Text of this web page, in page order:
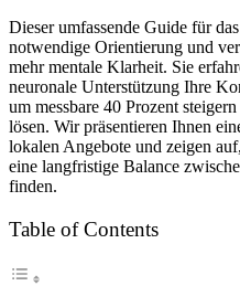
Dieser umfassende Guide für
notwendige Orientierung und
mehr mentale Klarheit. Sie
neuronale Unterstützung Ihre
um messbare 40 Prozent
lösen. Wir präsentieren Ihnen
lokalen Angebote und zeigen
eine langfristige Balance
finden.
Table of Contents